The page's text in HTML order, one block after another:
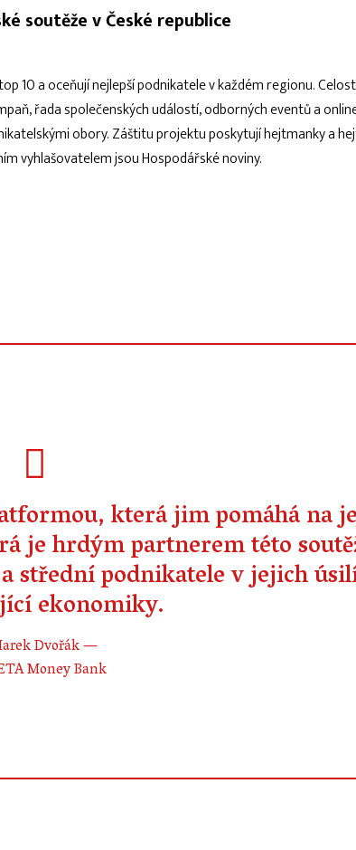
soutěže v České republice
10 a oceňují nejlepší podnikatele v každém regionu.
řada společenských událostí, odborných eventů a
obory. Záštitu projektu poskytují hejtmanky a
vyhlašovatelem jsou Hospodářské noviny.
která jim pomáhá na
je hrdým partnerem této
střední podnikatele v jejich
ekonomiky.
Dvořák—
Money Bank